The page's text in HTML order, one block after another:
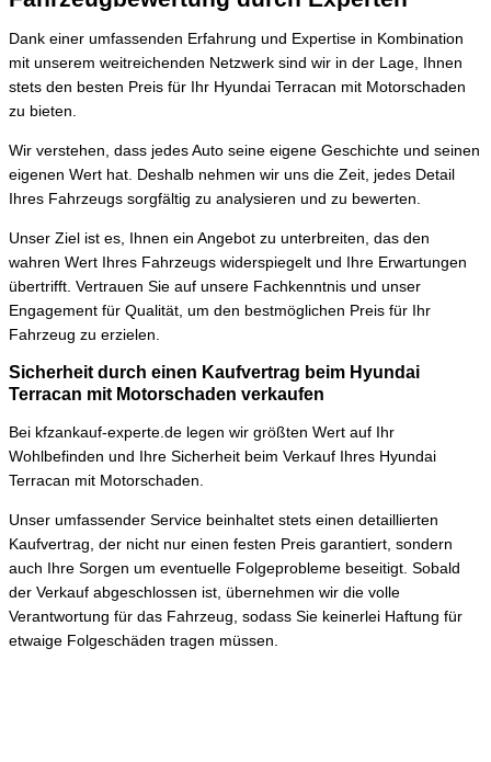
Dank einer umfassenden Erfahrung und Expertise in Kombination
mit unserem weitreichenden Netzwerk sind wir in der Lage, Ihnen
stets den besten Preis für Ihr Hyundai Terracan mit Motorschaden
zu bieten.
Wir verstehen, dass jedes Auto seine eigene Geschichte und seinen
eigenen Wert hat. Deshalb nehmen wir uns die Zeit, jedes Detail
Ihres Fahrzeugs sorgfältig zu analysieren und zu bewerten.
Unser Ziel ist es, Ihnen ein Angebot zu unterbreiten, das den
wahren Wert Ihres Fahrzeugs widerspiegelt und Ihre Erwartungen
übertrifft. Vertrauen Sie auf unsere Fachkenntnis und unser
Engagement für Qualität, um den bestmöglichen Preis für Ihr
Fahrzeug zu erzielen.
Sicherheit durch einen Kaufvertrag beim Hyundai
Terracan mit Motorschaden verkaufen
Bei kfzankauf-experte.de legen wir größten Wert auf Ihr
Wohlbefinden und Ihre Sicherheit beim Verkauf Ihres Hyundai
Terracan mit Motorschaden.
Unser umfassender Service beinhaltet stets einen detaillierten
Kaufvertrag, der nicht nur einen festen Preis garantiert, sondern
auch Ihre Sorgen um eventuelle Folgeprobleme beseitigt. Sobald
der Verkauf abgeschlossen ist, übernehmen wir die volle
Verantwortung für das Fahrzeug, sodass Sie keinerlei Haftung für
etwaige Folgeschäden tragen müssen.